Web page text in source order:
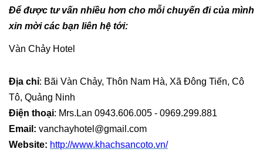
Để được tư vấn nhiều hơn cho mỗi chuyến đi của mình
xin mời các bạn liên hệ tới:
Vàn Chảy Hotel
Địa chỉ: Bãi Vàn Chảy, Thôn Nam Hà, Xã Đông Tiến, Cô
Tô, Quảng Ninh
Điện thoại: Mrs.Lan 0943.606.005 - 0969.299.881
Email: vanchayhotel@gmail.com
Website: http://www.khachsancoto.vn/